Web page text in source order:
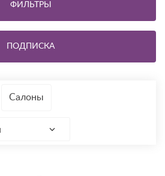
ФИЛЬТРЫ
ПОДПИСКА
Салоны